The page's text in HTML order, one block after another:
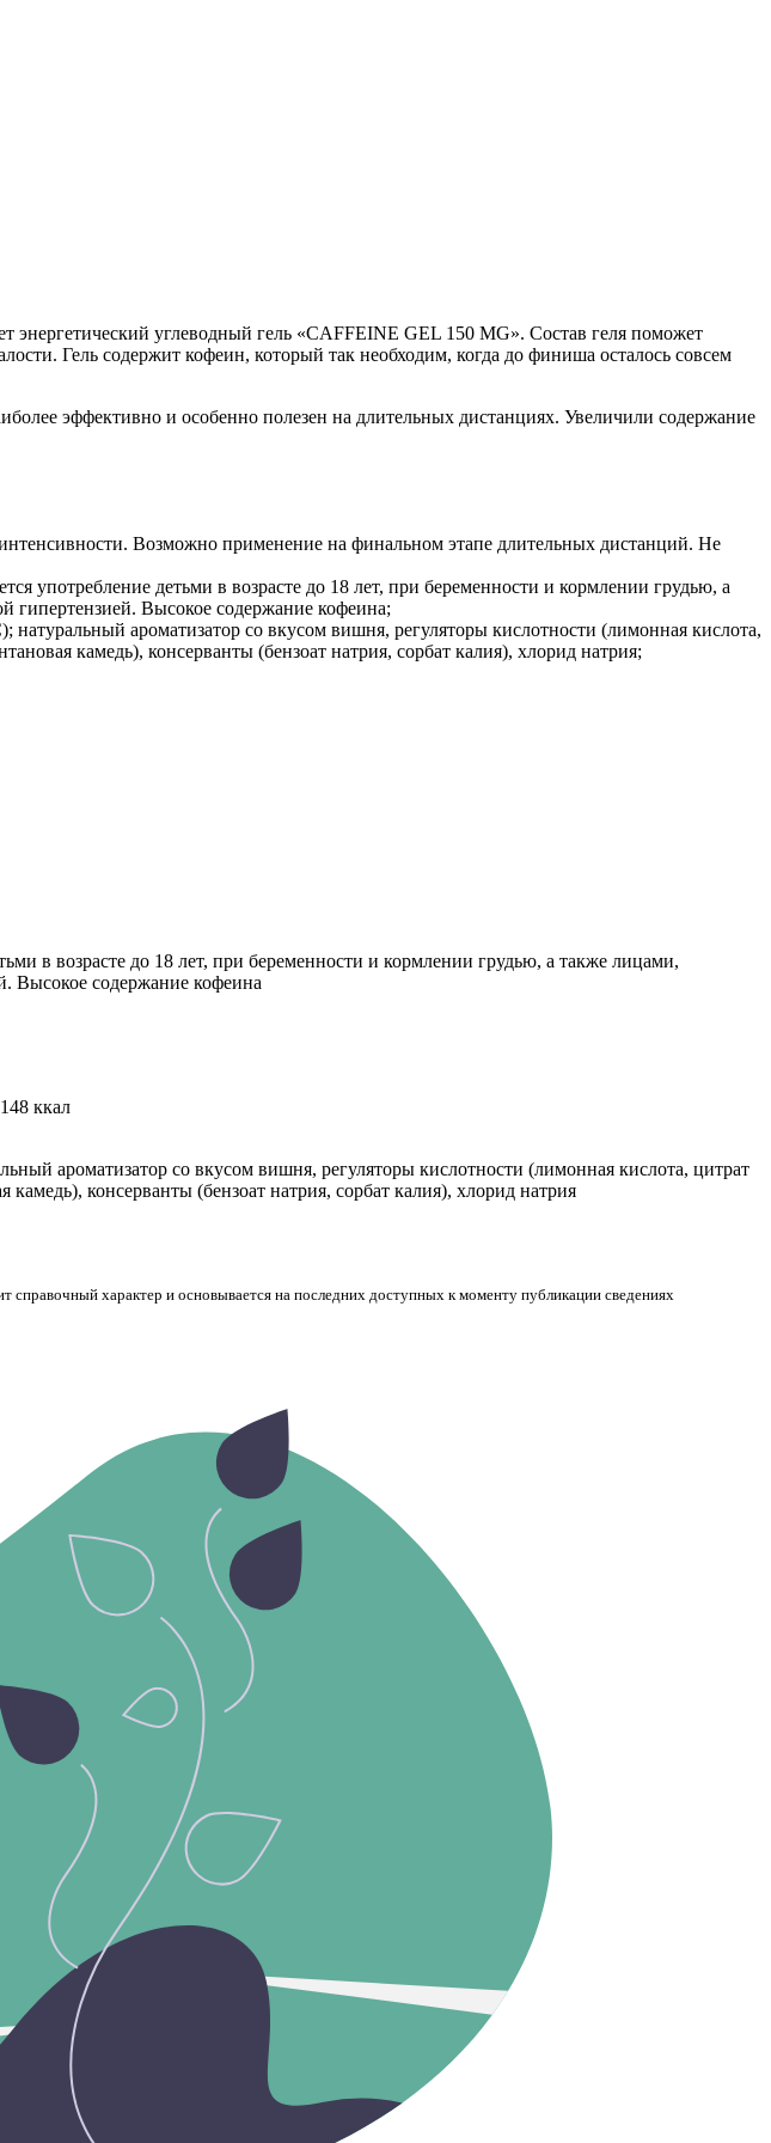
энергетический углеводный гель «CAFFEINE GEL 150 MG». Состав геля поможет
Гель содержит кофеин, который так необходим, когда до финиша осталось совсем
эффективно и особенно полезен на длительных дистанциях. Увеличили содержание
Возможно применение на финальном этапе длительных дистанций. Не
употребление детьми в возрасте до 18 лет, при беременности и кормлении грудью, а
Высокое содержание кофеина;
ароматизатор со вкусом вишня, регуляторы кислотности (лимонная кислота,
камедь), консерванты (бензоат натрия, сорбат калия), хлорид натрия;
в возрасте до 18 лет, при беременности и кормлении грудью, а также лицами,
Высокое содержание кофеина
ккал
ароматизатор со вкусом вишня, регуляторы кислотности (лимонная кислота, цитрат
камедь), консерванты (бензоат натрия, сорбат калия), хлорид натрия
справочный характер и основывается на последних доступных к моменту публикации сведениях